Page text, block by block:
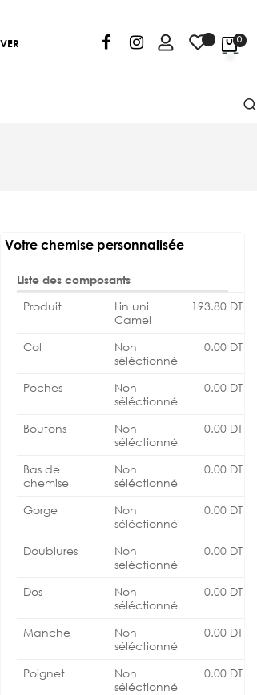
0
Votre chemise personnalisée
Liste des composants
Produit
Lin uni
Camel
193.80 DT
Col
Non
séléctionné
0.00 DT
Poches
Non
séléctionné
0.00 DT
Boutons
Non
séléctionné
0.00 DT
Bas de
chemise
Non
séléctionné
0.00 DT
Gorge
Non
séléctionné
0.00 DT
Doublures
Non
séléctionné
0.00 DT
Dos
Non
séléctionné
0.00 DT
Manche
Non
séléctionné
0.00 DT
Poignet
Non
séléctionné
0.00 DT